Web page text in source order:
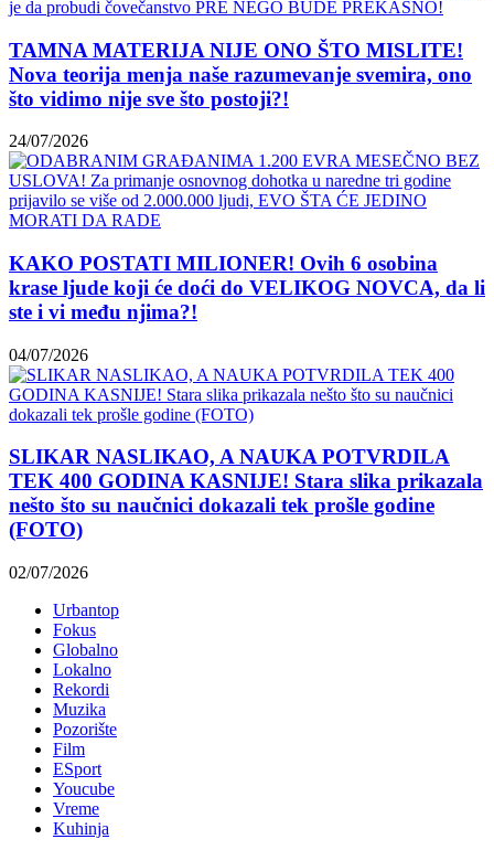
TAMNA MATERIJA NIJE ONO ŠTO MISLITE!
Nova teorija menja naše razumevanje svemira, ono
što vidimo nije sve što postoji?!
24/07/2026
KAKO POSTATI MILIONER! Ovih 6 osobina
krase ljude koji će doći do VELIKOG NOVCA, da li
ste i vi među njima?!
04/07/2026
SLIKAR NASLIKAO, A NAUKA POTVRDILA
TEK 400 GODINA KASNIJE! Stara slika prikazala
nešto što su naučnici dokazali tek prošle godine
(FOTO)
02/07/2026
Urbantop
Fokus
Globalno
Lokalno
Rekordi
Muzika
Pozorište
Film
ESport
Youcube
Vreme
Kuhinja